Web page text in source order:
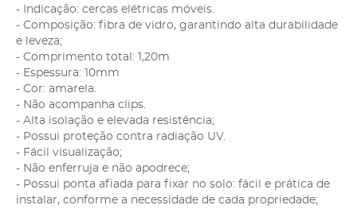
- Indicação: cercas elétricas móveis.
- Composição: fibra de vidro, garantindo alta durabilidade
e leveza;
- Comprimento total: 1,20m
- Espessura: 10mm
- Cor: amarela.
- Não acompanha clips.
- Alta isolação e elevada resistência;
- Possui proteção contra radiação UV.
- Fácil visualização;
- Não enferruja e não apodrece;
- Possui ponta afiada para fixar no solo: fácil e prática de
instalar, conforme a necessidade de cada propriedade;